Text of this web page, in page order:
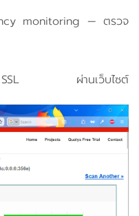
monitoring — ตรวจ
ผ่านเว็บไซต์